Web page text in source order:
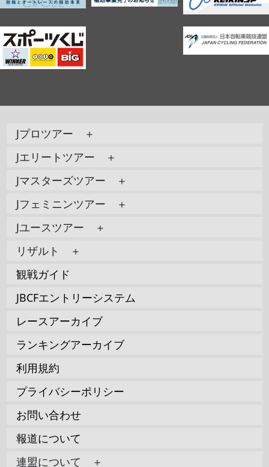
Jプロツアー ＋
Jエリートツアー ＋
Jマスターズツアー ＋
Jフェミニンツアー ＋
Jユースツアー ＋
リザルト ＋
観戦ガイド
JBCFエントリーシステム
レースアーカイブ
ランキングアーカイブ
利用規約
プライバシーポリシー
お問い合わせ
報道について
連盟について ＋